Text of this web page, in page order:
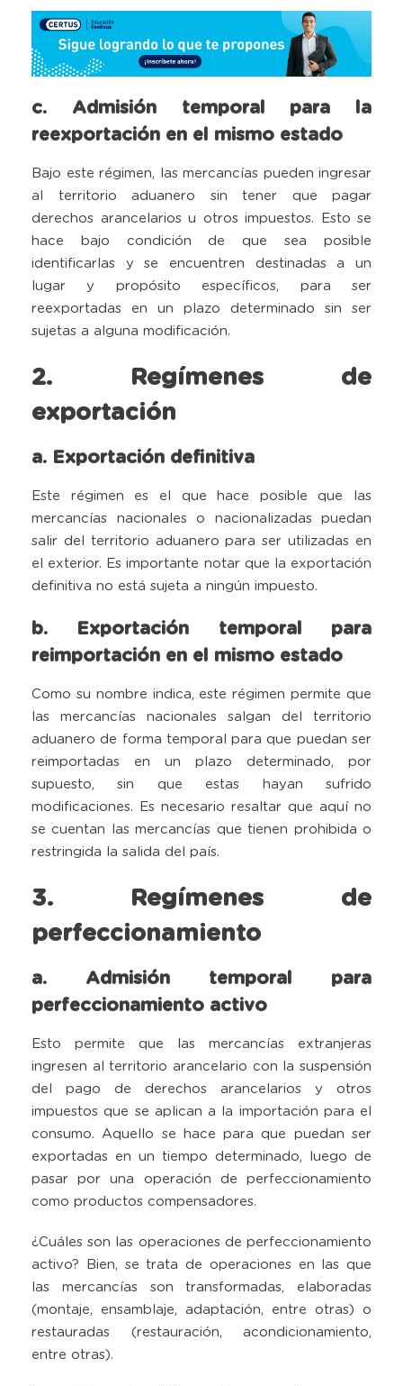
c. Admisión temporal para la
reexportación en el mismo estado
Bajo este régimen, las mercancías pueden ingresar
al territorio aduanero sin tener que pagar
derechos arancelarios u otros impuestos. Esto se
hace bajo condición de que sea posible
identificarlas y se encuentren destinadas a un
lugar y propósito específicos, para ser
reexportadas en un plazo determinado sin ser
sujetas a alguna modificación.
2. Regímenes de
exportación
a. Exportación definitiva
Este régimen es el que hace posible que las
mercancías nacionales o nacionalizadas puedan
salir del territorio aduanero para ser utilizadas en
el exterior. Es importante notar que la exportación
definitiva no está sujeta a ningún impuesto.
b. Exportación temporal para
reimportación en el mismo estado
Como su nombre indica, este régimen permite que
las mercancías nacionales salgan del territorio
aduanero de forma temporal para que puedan ser
reimportadas en un plazo determinado, por
supuesto, sin que estas hayan sufrido
modificaciones. Es necesario resaltar que aquí no
se cuentan las mercancías que tienen prohibida o
restringida la salida del país.
3. Regímenes de
perfeccionamiento
a. Admisión temporal para
perfeccionamiento activo
Esto permite que las mercancías extranjeras
ingresen al territorio arancelario con la suspensión
del pago de derechos arancelarios y otros
impuestos que se aplican a la importación para el
consumo. Aquello se hace para que puedan ser
exportadas en un tiempo determinado, luego de
pasar por una operación de perfeccionamiento
como productos compensadores.
¿Cuáles son las operaciones de perfeccionamiento
activo? Bien, se trata de operaciones en las que
las mercancías son transformadas, elaboradas
(montaje, ensamblaje, adaptación, entre otras) o
restauradas (restauración, acondicionamiento,
entre otras).